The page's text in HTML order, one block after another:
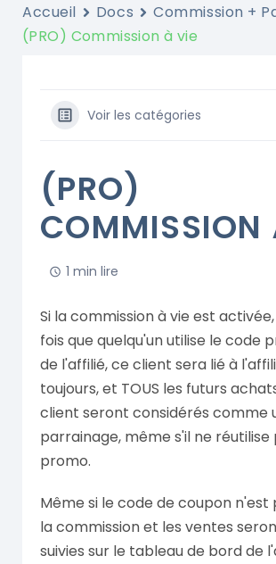
Accueil Docs
Commission +
(PRO) Commission à vie
Voir les catégories
(PRO)
COMMISSION
1 min lire
Si la commission à vie est
fois que quelqu'un utilise le code
de l'affilié, ce client sera lié à
toujours, et TOUS les futurs
client seront considérés comme
parrainage, même s'il ne réutilise
promo.
Même si le code de coupon n'est
la commission et les ventes
suivies sur le tableau de bord de